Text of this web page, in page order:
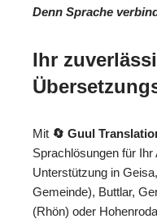
Denn Sprache
Ihr
Mit 🔄 Guul
Sprachlösungen für
Unterstützung in
Gemeinde), Buttlar,
(Rhön) oder